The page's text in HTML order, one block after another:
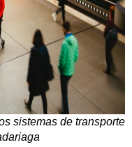
sistemas de transporte